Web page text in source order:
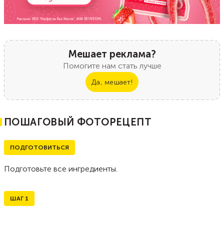
Мешает реклама?
Помогите нам стать лучше
Да, мешает!
ПОШАГОВЫЙ ФОТОРЕЦЕПТ
ПОДГОТОВИТЬСЯ
Подготовьте все ингредиенты.
ШАГ 1